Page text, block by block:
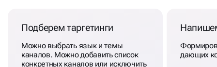
Подберем таргетинги
Можно выбрать язык и темы
каналов. Можно добавить список
конкретных каналов или исключить
дающих